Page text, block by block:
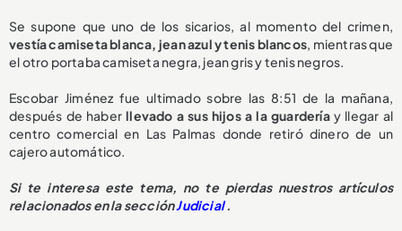
Se supone que uno de los sicarios, al momento del crimen,
vestía camiseta blanca, jean azul y tenis blancos, mientras que
el otro portaba camiseta negra, jean gris y tenis negros.
Escobar Jiménez fue ultimado sobre las 8:51 de la mañana,
después de haberllevado a sus hijos a la guarderíay llegar al
centro comercial en Las Palmas donde retiró dinero de un
cajero automático.
Si te interesa este tema, no te pierdas nuestros artículos
relacionados en la secciónJudicial.